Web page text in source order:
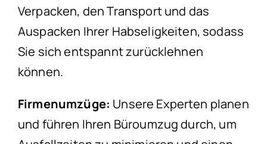
Verpacken, den Transport und das
Auspacken Ihrer Habseligkeiten, sodass
Sie sich entspannt zurücklehnen
können.
Firmenumzüge: Unsere Experten planen
und führen Ihren Büroumzug durch, um